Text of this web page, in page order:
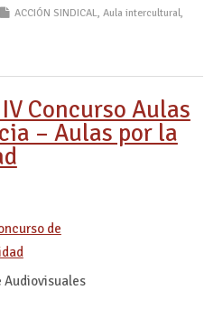
ACCIÓN SINDICAL, Aula intercultural,
Concurso Aulas
– Aulas por la
de